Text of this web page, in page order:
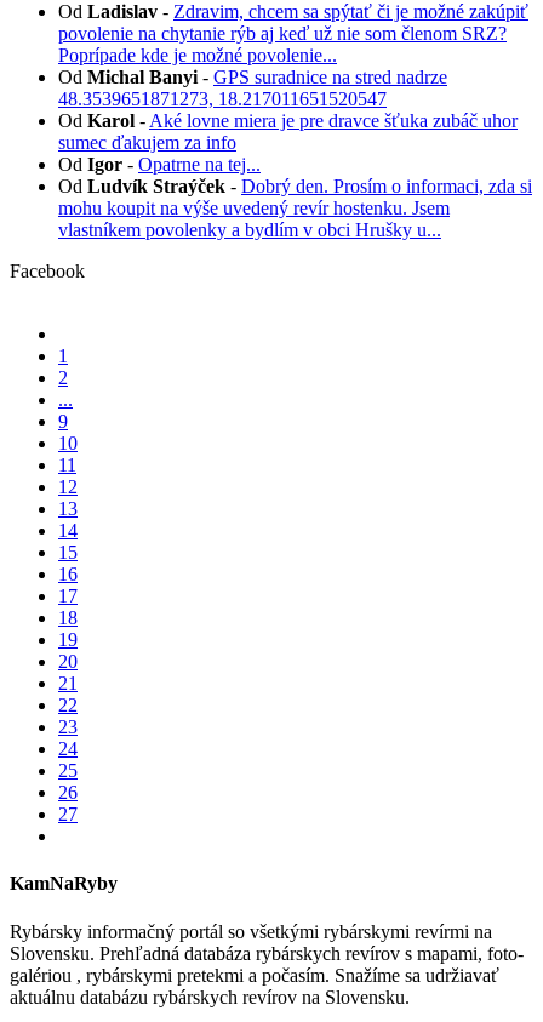
Od Ladislav - Zdravim, chcem sa spýtať či je možné zakúpiť
povolenie na chytanie rýb aj keď už nie som členom SRZ?
Poprípade kde je možné povolenie...
Od Michal Banyi - GPS suradnice na stred nadrze
48.3539651871273, 18.217011651520547
Od Karol - Aké lovne miera je pre dravce šťuka zubáč uhor
sumec ďakujem za info
Od Igor - Opatrne na tej...
Od Ludvík Straýček - Dobrý den. Prosím o informaci, zda si
mohu koupit na výše uvedený revír hostenku. Jsem
vlastníkem povolenky a bydlím v obci Hrušky u...
Facebook
1
2
...
9
10
11
12
13
14
15
16
17
18
19
20
21
22
23
24
25
26
27
KamNaRyby
Rybársky informačný portál so všetkými rybárskymi revírmi na
Slovensku. Prehľadná databáza rybárskych revírov s mapami, foto-
galériou , rybárskymi pretekmi a počasím. Snažíme sa udržiavať
aktuálnu databázu rybárskych revírov na Slovensku.